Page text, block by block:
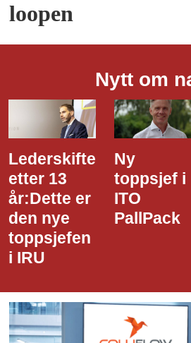
loopen
Nytt om
Ny
toppsjef i
ITO
PallPack
Hege
Lindberg
til
Customs